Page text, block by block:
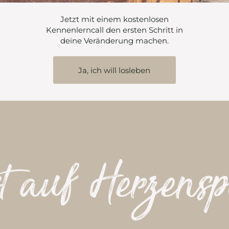
Jetzt mit einem kostenlosen
Kennenlerncall den ersten Schritt in
deine Veränderung machen.
Ja, ich will losleben